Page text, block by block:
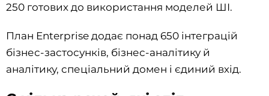
250 готових до використання моделей ШІ.
План Enterprise додає понад 650 інтеграцій
бізнес-застосунків, бізнес-аналітику й
аналітику, спеціальний домен і єдиний вхід.